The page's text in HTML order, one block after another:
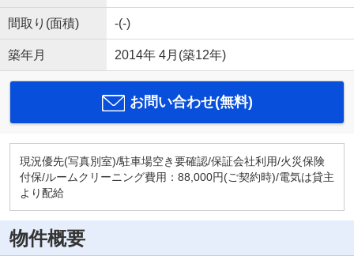
間取り(面積) -(-)
築年月 2014年 4月(築12年)
お問い合わせ(無料)
現況優先(写真別室)/駐車場空き要確認/保証会社利用/火災保険
付保/ルームクリーニング費用：88,000円(ご契約時)/電気は貸主
より配給
物件概要